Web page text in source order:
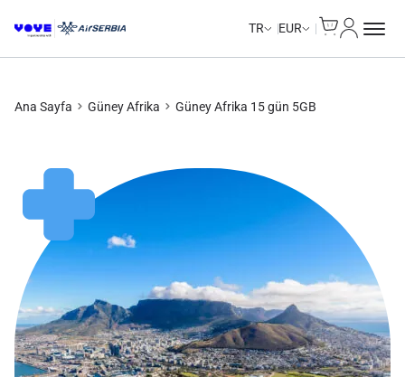
TR EUR
Ana Sayfa Güney Afrika Güney Afrika 15 gün 5GB